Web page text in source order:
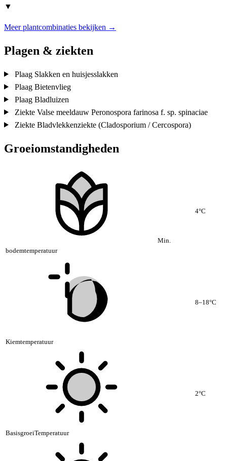
▼
Meer plantcombinaties bekijken →
Plagen & ziekten
Plaag Slakken en huisjesslakken
Plaag Bietenvlieg
Plaag Bladluizen
Ziekte Valse meeldauw Peronospora farinosa f. sp. spinaciae
Ziekte Bladvlekkenziekte (Cladosporium / Cercospora)
Groeiomstandigheden
Min.
bodemtemperatuur
4°C
Kiemtemperatuur
8–18°C
BasisgroeiTemperatuur
2°C